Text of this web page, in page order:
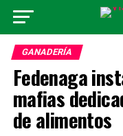
GANADERÍA
Fedenaga
mafias
de alimentos